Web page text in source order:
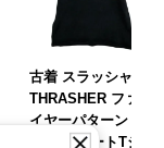
古着 スラッシャー
THRASHER ファ
イヤーパターン サ
ーフ スケートTシ